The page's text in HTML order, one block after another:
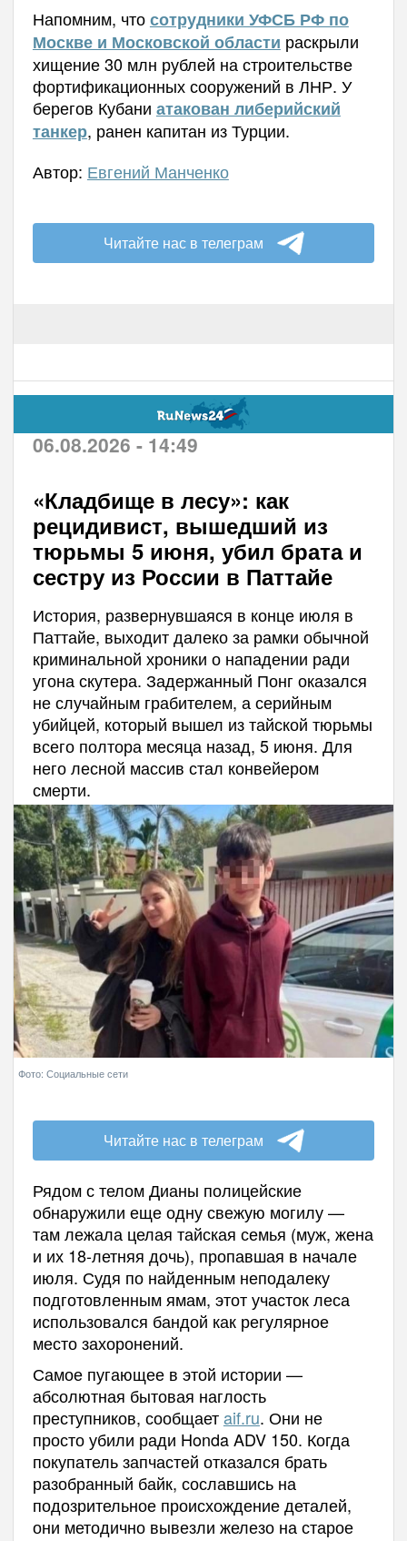
Напомним, чтосотрудники УФСБ РФ по
Москве и Московской области раскрыли
хищение 30 млн рублей на строительстве
фортификационных сооружений в ЛНР. У
берегов Кубани атакован либерийский
танкер, ранен капитан из Турции.
Автор: Евгений Манченко
Читайте нас в телеграм
06.08.2026 - 14:49
«Кладбище в лесу»: как
рецидивист, вышедший из
тюрьмы 5 июня, убил брата и
сестру из России в Паттайе
История, развернувшаяся в конце июля в
Паттайе, выходит далеко за рамки обычной
криминальной хроники о нападении ради
угона скутера. Задержанный Понг оказался
не случайным грабителем, а серийным
убийцей, который вышел из тайской тюрьмы
всего полтора месяца назад, 5 июня. Для
него лесной массив стал конвейером
смерти.
Фото: Социальные сети
Читайте нас в телеграм
Рядом с телом Дианы полицейские
обнаружили еще одну свежую могилу —
там лежала целая тайская семья (муж, жена
и их 18-летняя дочь), пропавшая в начале
июля. Судя по найденным неподалеку
подготовленным ямам, этот участок леса
использовался бандой как регулярное
место захоронений.
Самое пугающее в этой истории —
абсолютная бытовая наглость
преступников, сообщаетaif.ru. Они не
просто убили ради Honda ADV 150. Когда
покупатель запчастей отказался брать
разобранный байк, сославшись на
подозрительное происхождение деталей,
они методично вывезли железо на старое